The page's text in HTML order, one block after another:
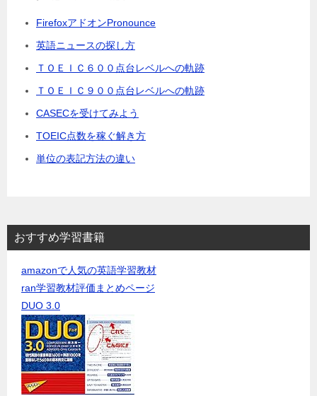
FirefoxアドオンPronounce
英語ニュースの探し方
ＴＯＥＩＣ６００点台レベルへの軌跡
ＴＯＥＩＣ９００点台レベルへの軌跡
CASECを受けてみよう
TOEIC点数を稼ぐ解き方
単位の表記方法の違い
おすすめ学習書籍
amazonで人気の英語学習教材
ran学習教材評価まとめページ
DUO 3.0